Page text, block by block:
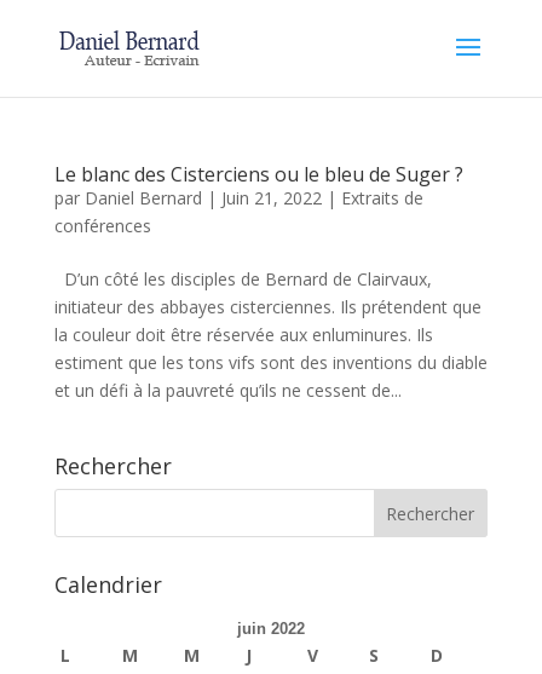
Le blanc des Cisterciens ou le bleu de Suger ?
par Daniel Bernard | Juin 21, 2022| Extraits de
conférences
D’un côté les disciples de Bernard de Clairvaux,
initiateur des abbayes cisterciennes. Ils prétendent que
la couleur doit être réservée aux enluminures. Ils
estiment que les tons vifs sont des inventions du diable
et un défi à la pauvreté qu’ils ne cessent de...
Rechercher
Calendrier
juin 2022
L M M J V S
D